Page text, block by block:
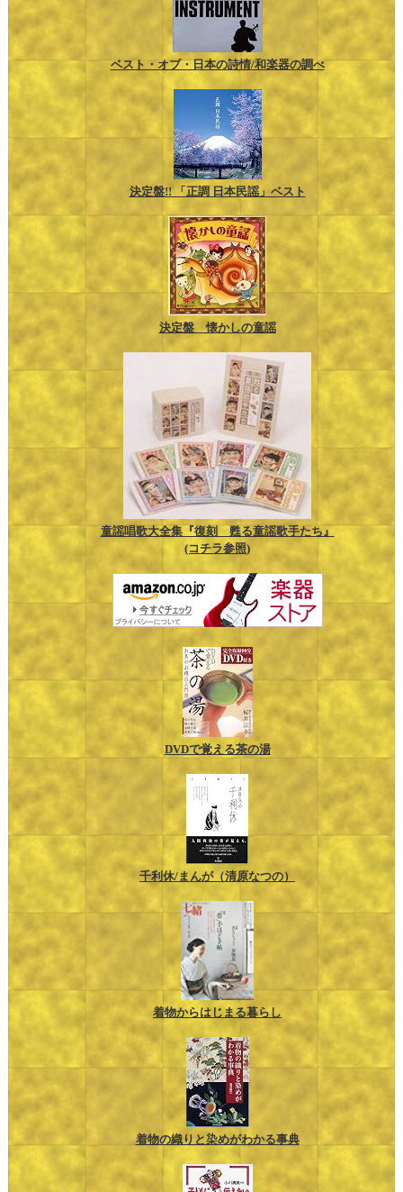
ベスト・オブ・日本の詩情/和楽器の調べ
決定盤!! 「正調 日本民謡」ベスト
決定盤 懐かしの童謡
童謡唱歌大全集『復刻 甦る童謡歌手たち』
(コチラ参照)
DVDで覚える茶の湯
千利休/まんが（清原なつの）
着物からはじまる暮らし
着物の織りと染めがわかる事典